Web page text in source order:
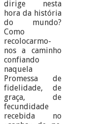
dirige nesta
hora da história
do mundo?
Como
recolocarmo-
nos a caminho
confiando
naquela
Promessa de
fidelidade, de
graça, de
fecundidade
recebida no